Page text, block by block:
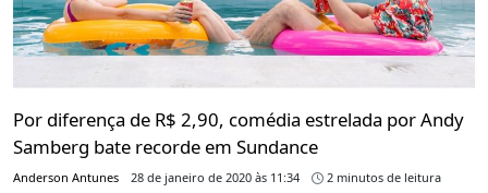
Por diferença de R$ 2,90, comédia estrelada por Andy
Samberg bate recorde em Sundance
Anderson Antunes 28 de janeiro de 2020 às 11:34 2 minutos de leitura